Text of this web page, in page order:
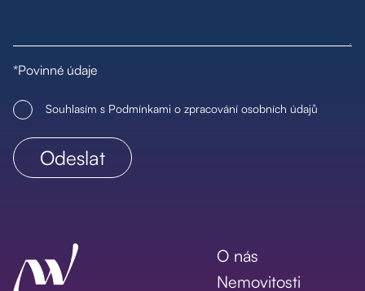
*Povinné údaje
Souhlasím s Podmínkami o zpracování osobních údajů
O nás
Nemovitosti